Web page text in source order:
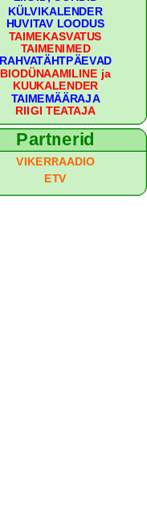
KÜLVIKALENDER
HUVITAV LOODUS
TAIMEKASVATUS
TAIMENIMED
RAHVATÄHTPÄEVAD
BIODÜNAAMILINE ja
KUUKALENDER
TAIMEMÄÄRAJA
RIIGI TEATAJA
Partnerid
VIKERRAADIO
ETV